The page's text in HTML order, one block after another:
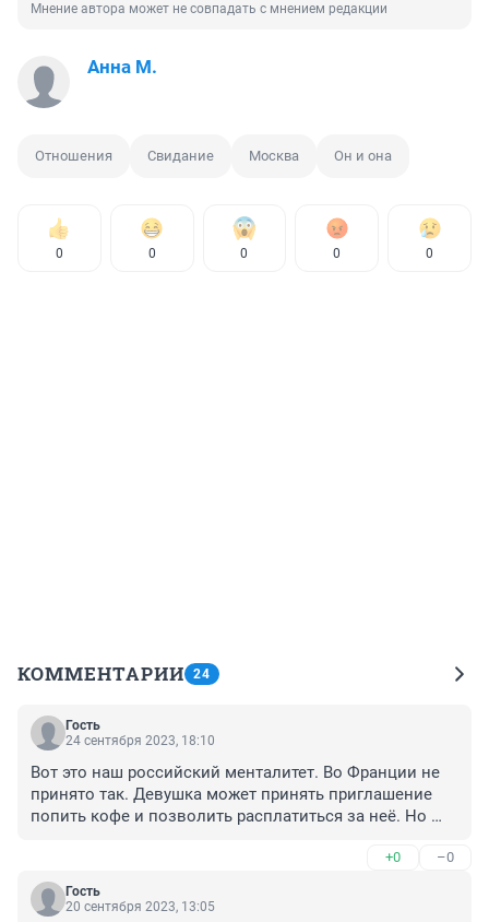
Мнение автора может не совпадать с мнением редакции
Анна М.
Отношения Свидание Москва Он и она
0 0 0 0 0
КОММЕНТАРИИ 24
Гость
24 сентября 2023, 18:10
Вот это наш российский менталитет. Во Франции не
принято так. Девушка может принять приглашение
попить кофе и позволить расплатиться за неё. Но
планирует продолжение. Либо она подилит счёт. По
крайней мере всё честно. Никто никого не
+0 –0
Гость
20 сентября 2023, 13:05